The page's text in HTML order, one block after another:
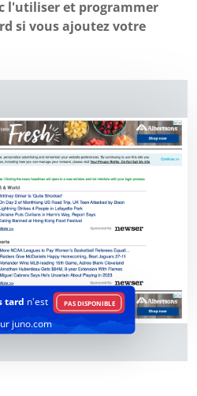
l'utiliser et programmer
si vous ajoutez votre
tard n'est PAS DISPONIBLE
juno.com